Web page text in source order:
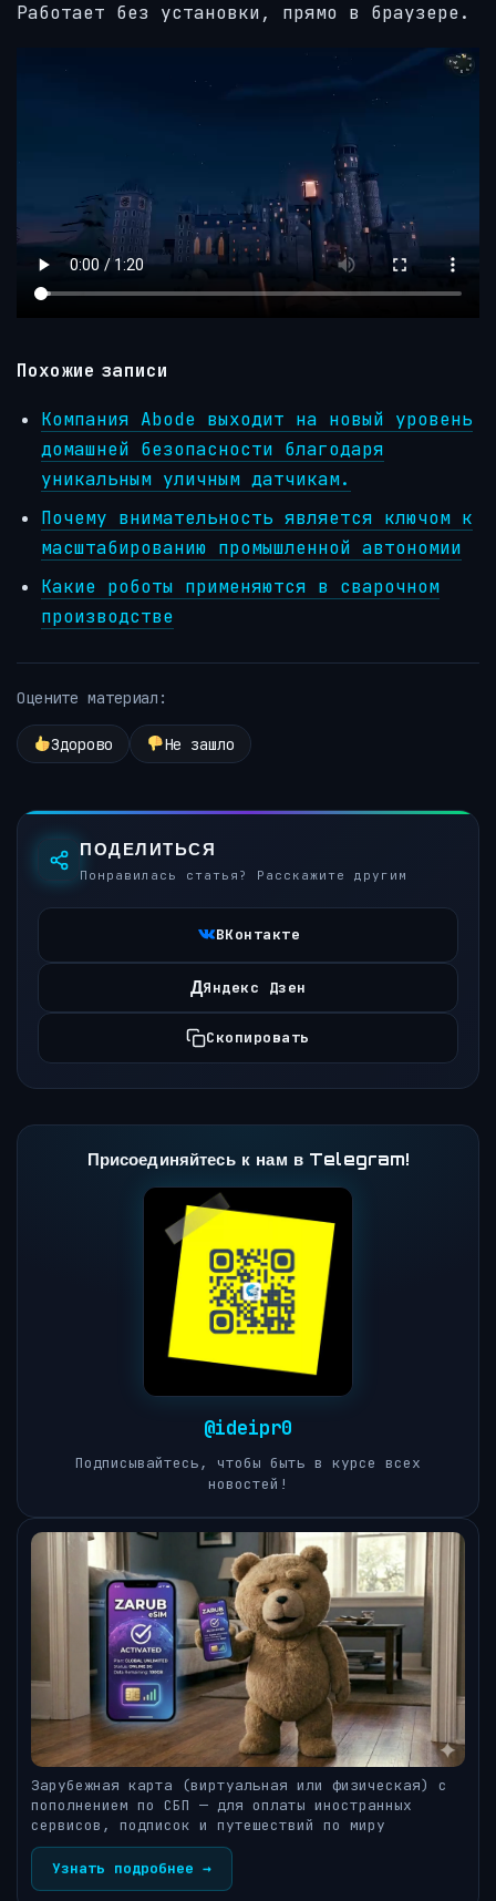
Работает без установки, прямо в браузере.
Похожие записи
Компания Abode выходит на новый уровень
домашней безопасности благодаря
уникальным уличным датчикам.
Почему внимательность является ключом к
масштабированию промышленной автономии
Какие роботы применяются в сварочном
производстве
Оцените материал:
Здорово Не зашло
ПОДЕЛИТЬСЯ
Понравилась статья? Расскажите другим
ВКонтакте
ДЯндекс Дзен
Скопировать
Присоединяйтесь к нам в Telegram!
@ideipr0
Подписывайтесь, чтобы быть в курсе всех
новостей!
Зарубежная карта (виртуальная или физическая) с
пополнением по СБП — для оплаты иностранных
сервисов, подписок и путешествий по миру
Узнать подробнее →